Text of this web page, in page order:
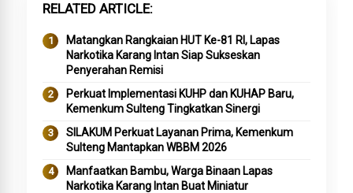
RELATED ARTICLE
Matangkan Rangkaian HUT Ke-81 RI, Lapas
Narkotika Karang Intan Siap Sukseskan
Penyerahan Remisi
Perkuat Implementasi KUHP dan KUHAP Baru,
Kemenkum Sulteng Tingkatkan Sinergi
SILAKUM Perkuat Layanan Prima, Kemenkum
Sulteng Mantapkan WBBM 2026
Manfaatkan Bambu, Warga Binaan Lapas
Narkotika Karang Intan Buat Miniatur